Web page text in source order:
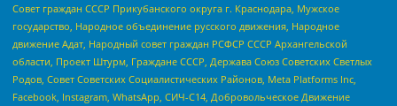
Совет граждан СССР Прикубанского округа г. Краснодара, Мужское
государство, Народное объединение русского движения, Народное
движение Адат, Народный совет граждан РСФСР СССР Архангельской
области, Проект Штурм, Граждане СССР, Держава Союз Советских Светлых
Родов, Совет Советских Социалистических Районов, Meta Platforms Inc,
Facebook, Instagram, WhatsApp, СИЧ-С14, Добровольческое Движение